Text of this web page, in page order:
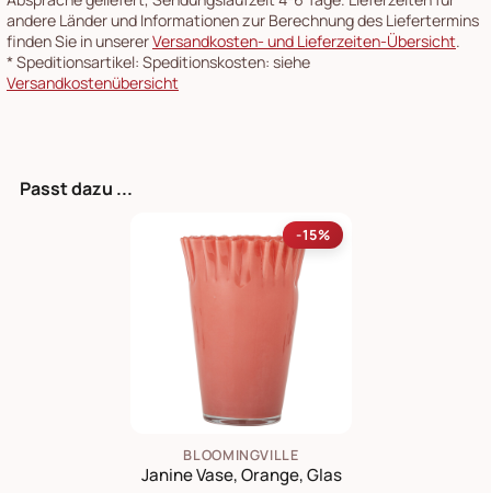
andere Länder und Informationen zur Berechnung des Liefertermins
finden Sie in unsererVersandkosten- und Lieferzeiten-Übersicht.
*Speditionsartikel: Speditionskosten: siehe
Versandkostenübersicht
Passt dazu ...
-15%
BLOOMINGVILLE
Janine Vase, Orange, Glas